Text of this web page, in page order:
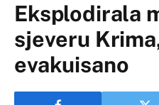
Eksplodirala
sjeveru
evakuisano